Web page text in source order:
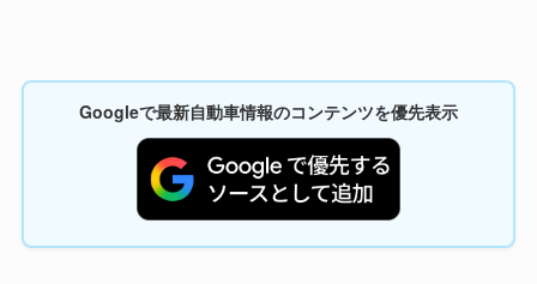
Googleで最新自動車情報のコンテンツを優先表示